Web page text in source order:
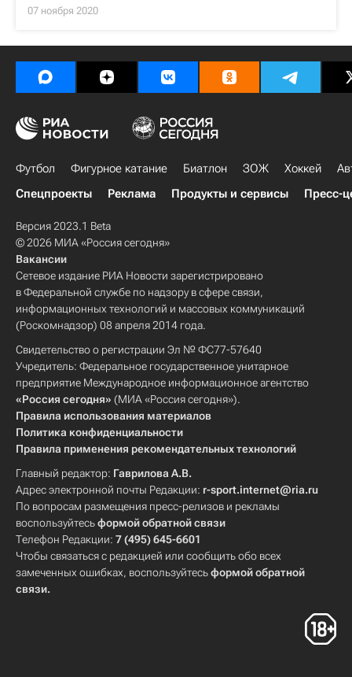
07 ноября 2020
Футбол Фигурное катание Биатлон ЗОЖ Хоккей
Спецпроекты
Реклама Продукты и сервисы Пресс-
Версия 2023.1 Beta
© 2026 МИА «Россия сегодня»
Вакансии
Сетевое издание РИА Новости зарегистрировано
в Федеральной службе по надзору в сфере связи,
информационных технологий и массовых коммуникаций
(Роскомнадзор) 08 апреля 2014 года.
Свидетельство о регистрации Эл № ФС77-57640
Учредитель: Федеральное государственное унитарное
предприятие Международное информационное агентство
«Россия сегодня» (МИА «Россия сегодня»).
Правила использования материалов
Политика конфиденциальности
Правила применения рекомендательных технологий
Главный редактор: Гаврилова А.В.
Адрес электронной почты Редакции: r-sport.internet@ria.ru
По вопросам размещения пресс-релизов и рекламы
воспользуйтесьформой обратной связи
Телефон Редакции: 7 (495) 645-6601
Чтобы связаться с редакцией или сообщить обо всех
замеченных ошибках, воспользуйтесьформой обратной
связи.